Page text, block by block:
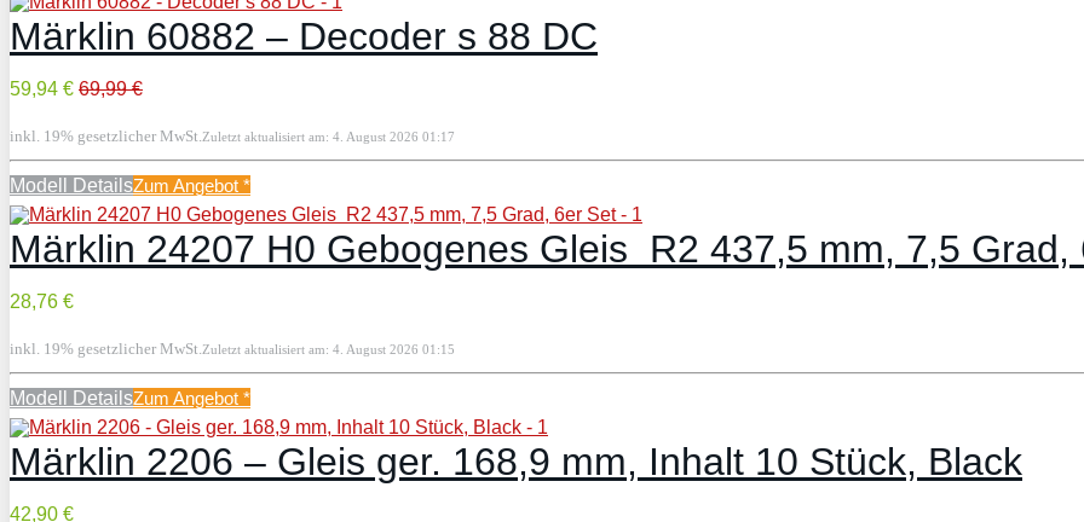
Märklin 60882 – Decoder s 88 DC
59,94 € 69,99 €
inkl. 19% gesetzlicher MwSt. Zuletzt aktualisiert am: 4. August 2026 01:17
Modell DetailsZum Angebot *
Märklin 24207 H0 Gebogenes Gleis R2 437,5 mm, 7,5 Grad,
28,76 €
inkl. 19% gesetzlicher MwSt. Zuletzt aktualisiert am: 4. August 2026 01:15
Modell DetailsZum Angebot *
Märklin 2206 – Gleis ger. 168,9 mm, Inhalt 10 Stück, Black
42,90 €